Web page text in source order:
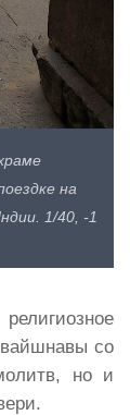
на
1/40, -1
со
но и